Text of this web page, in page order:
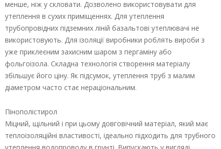
менше, ніж у скловати. Дозволено використовувати для
утеплення в сухих приміщеннях. Для утеплення
трубопровідних підземних ліній базальтові утеплювачі не
використовують. Для ізоляції виробники роблять вироби з
уже приклеєним захисним шаром з пергаміну або
фольгоізола. Складна технологія створення матеріалу
збільшує його ціну. Як підсумок, утеплення труб з малим
діаметром часто стає нераціональним.
Пінополістирол
Міцний, щільний і при цьому довговічний матеріал, який має
теплоізоляційні властивості, ідеально підходить для трубного